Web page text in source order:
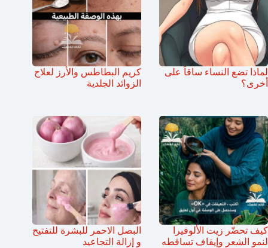
لماذا تضع النساء ساقاً على
أخرى؟
كريم البطاطس والأرز لعلاج
الزوائد الجلدية
كيف تحضّر زيت الألوفيرا
لنمو الشعر وإيقاف تساقطه
البصل الاحمر للبشرة للتفتيح
و إزالة التجاعيد